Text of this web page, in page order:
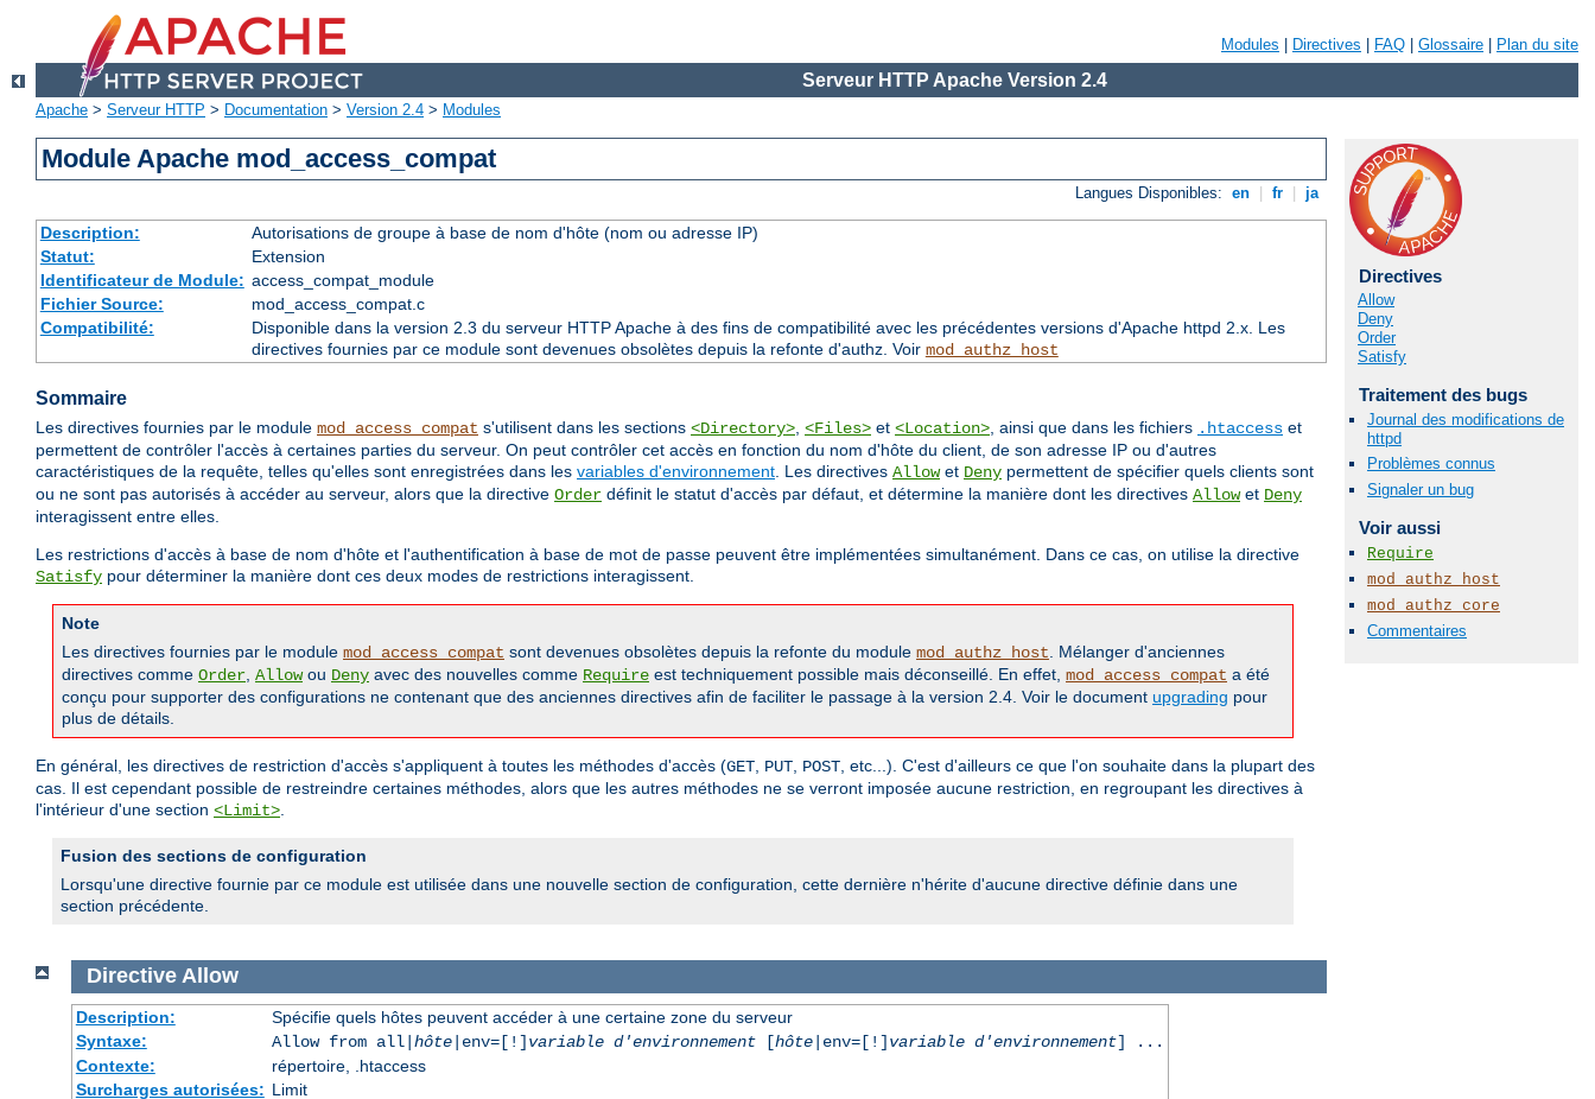
Modules Directives FAQ Glossaire Plan du site
Serveur HTTP Apache Version 2.4
Apache > Serveur HTTP > Documentation > Version 2.4 > Modules
Module Apache mod_access_compat
Langues Disponibles: en fr ja
Description:
Autorisations de groupe à base de nom d'hôte (nom ou adresse IP)
Statut:
Extension
Identificateur de Module: access_compat_module
Fichier Source:
mod_access_compat.c
Compatibilité:
Disponible dans la version 2.3 du serveur HTTP Apache à des fins de compatibilité avec les précédentes versions d'Apache httpd 2.x. Les
directives fournies par ce module sont devenues obsolètes depuis la refonte d'authz. Voir mod_authz_host
Sommaire
Les directives fournies par le module mod_access_compat s'utilisent dans les sections <Directory>, <Files> et <Location>, ainsi que dans les fichiers .htaccess et
permettent de contrôler l'accès à certaines parties du serveur. On peut contrôler cet accès en fonction du nom d'hôte du client, de son adresse IP ou d'autres
caractéristiques de la requête, telles qu'elles sont enregistrées dans les variables d'environnement. Les directives Allowet Deny permettent de spécifier quels clients sont
ou ne sont pas autorisés à accéder au serveur, alors que la directive Order définit le statut d'accès par défaut, et détermine la manière dont les directives Allowet Deny
interagissent entre elles.
Les restrictions d'accès à base de nom d'hôte et l'authentification à base de mot de passe peuvent être implémentées simultanément. Dans ce cas, on utilise la directive
Satisfy pour déterminer la manière dont ces deux modes de restrictions interagissent.
Note
Les directives fournies par le module mod_access_compat sont devenues obsolètes depuis la refonte du module mod_authz_host. Mélanger d'anciennes
directives comme Order, Allowou Deny avec des nouvelles comme Require est techniquement possible mais déconseillé. En effet, mod_access_compat a été
conçu pour supporter des configurations ne contenant que des anciennes directives afin de faciliter le passage à la version 2.4. Voir le document upgrading pour
plus de détails.
En général, les directives de restriction d'accès s'appliquent à toutes les méthodes d'accès (GET, PUT, POST, etc...). C'est d'ailleurs ce que l'on souhaite dans la plupart des
cas. Il est cependant possible de restreindre certaines méthodes, alors que les autres méthodes ne se verront imposée aucune restriction, en regroupant les directives à
l'intérieur d'une section <Limit>.
Fusion des sections de configuration
Lorsqu'une directive fournie par ce module est utilisée dans une nouvelle section de configuration, cette dernière n'hérite d'aucune directive définie dans une
section précédente.
Directives
Allow
Deny
Order
Satisfy
Traitement des bugs
Journal des modifications de
httpd
Problèmes connus
Signaler un bug
Voir aussi
Require
mod_authz_host
mod_authz_core
Commentaires
Directive Allow
Description:
Spécifie quels hôtes peuvent accéder à une certaine zone du serveur
Syntaxe:
Allow from all| hôte|env=[!] variable d'environnement[hôte|env=[!] variable d'environnement] ...
Contexte:
répertoire, .htaccess
Surcharges autorisées: Limit